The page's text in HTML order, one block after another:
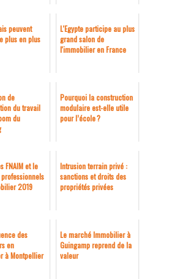
peuvent
plus en plus
L'Egypte participe au plus
grand salon de
l'immobilier en France
de
du travail
du
Pourquoi la construction
modulaire est-elle utile
pour l’école ?
FNAIM et le
2019
Intrusion terrain privé :
sanctions et droits des
propriétés privées
des
en
à Montpellier
Le marché Immobilier à
Guingamp reprend de la
valeur